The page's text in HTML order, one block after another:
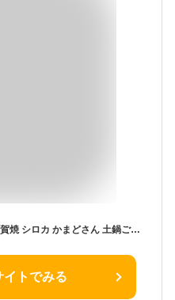
【公式】かまどさん電気 長谷園 伊賀焼 シロカ かまどさん 土鍋ごはん 3合 炊飯器 土鍋炊飯器 長谷製陶 SR-E111
イトでみる